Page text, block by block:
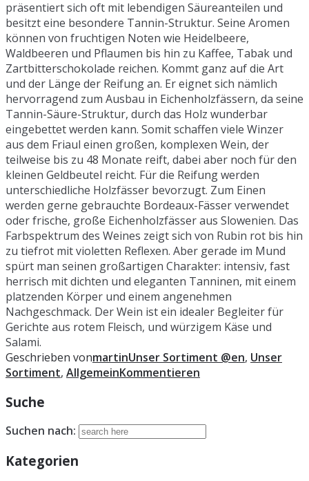
präsentiert sich oft mit lebendigen Säureanteilen und
besitzt eine besondere Tannin-Struktur. Seine Aromen
können von fruchtigen Noten wie Heidelbeere,
Waldbeeren und Pflaumen bis hin zu Kaffee, Tabak und
Zartbitterschokolade reichen. Kommt ganz auf die Art
und der Länge der Reifung an. Er eignet sich nämlich
hervorragend zum Ausbau in Eichenholzfässern, da seine
Tannin-Säure-Struktur, durch das Holz wunderbar
eingebettet werden kann. Somit schaffen viele Winzer
aus dem Friaul einen großen, komplexen Wein, der
teilweise bis zu 48 Monate reift, dabei aber noch für den
kleinen Geldbeutel reicht. Für die Reifung werden
unterschiedliche Holzfässer bevorzugt. Zum Einen
werden gerne gebrauchte Bordeaux-Fässer verwendet
oder frische, große Eichenholzfässer aus Slowenien. Das
Farbspektrum des Weines zeigt sich von Rubin rot bis hin
zu tiefrot mit violetten Reflexen. Aber gerade im Mund
spürt man seinen großartigen Charakter: intensiv, fast
herrisch mit dichten und eleganten Tanninen, mit einem
platzenden Körper und einem angenehmen
Nachgeschmack. Der Wein ist ein idealer Begleiter für
Gerichte aus rotem Fleisch, und würzigem Käse und
Salami.
Geschrieben vonmartinUnser Sortiment @en, Unser
Sortiment, AllgemeinKommentieren
Suche
Suchen nach:
Kategorien